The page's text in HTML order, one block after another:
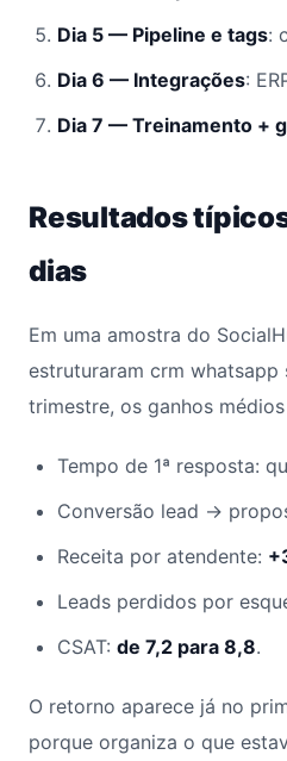
Dia 5 — Pipeline e tags:
Dia 6 — Integrações:
Dia 7 — Treinamento +
Resultados
dias
Em uma amostra do
estruturaram crm
trimestre, os ganhos
Tempo de 1ª resposta:
Conversão lead →
Receita por atendente:
Leads perdidos por
CSAT: de 7,2 para 8,8.
O retorno aparece já no
porque organiza o que